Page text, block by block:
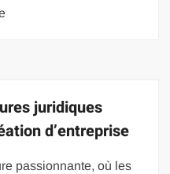
juridiques
d’entreprise
passionnante, où les